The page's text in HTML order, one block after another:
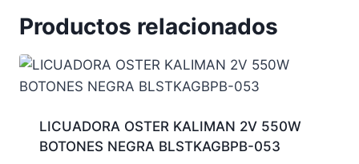
Productos relacionados
LICUADORA OSTER KALIMAN 2V 550W
BOTONES NEGRA BLSTKAGBPB-053